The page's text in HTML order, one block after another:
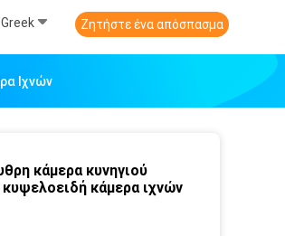
Greek Ζητήστε ένα απόσπασμα
Ιχνών
κάμερα κυνηγιού
κάμερα ιχνών